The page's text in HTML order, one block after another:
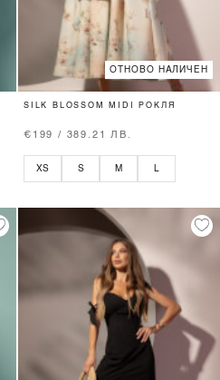
ОТНОВО НАЛИЧЕН
SILK BLOSSOM MIDI РОКЛЯ
€199 / 389.21 ЛВ.
XS S M